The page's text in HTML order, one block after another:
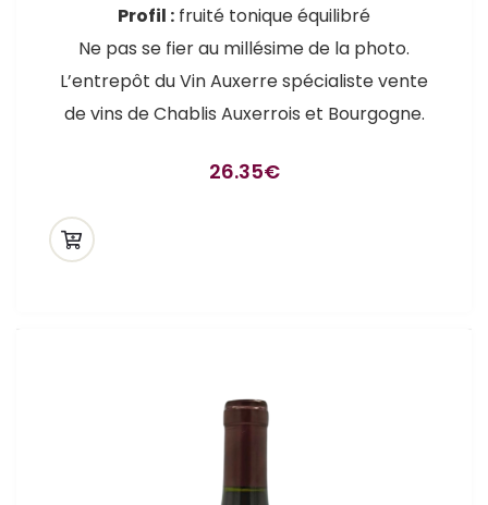
Profil : fruité tonique équilibré
Ne pas se fier au millésime de la photo.
L’entrepôt du Vin Auxerre spécialiste vente
de vins de Chablis Auxerrois et Bourgogne.
26.35€